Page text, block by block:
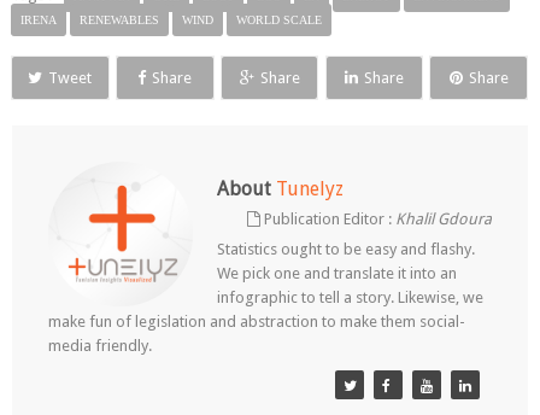
IRENA
RENEWABLES WIND WORLD SCALE
Tweet Share Share Share Share
About Tunelyz
Publication Editor : Khalil Gdoura
Statistics ought to be easy and flashy.
We pick one and translate it into an
infographic to tell a story. Likewise, we
make fun of legislation and abstraction to make them social-
media friendly.